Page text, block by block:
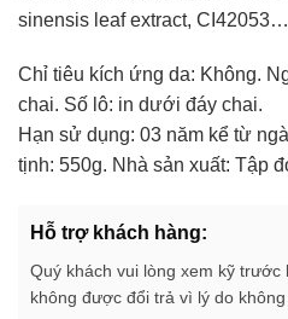
sinensis leaf extract,
Chỉ tiêu kích ứng da: Không.
chai. Số lô: in dưới đáy chai.
Hạn sử dụng: 03 năm kể từ
tịnh: 550g. Nhà sản xuất: Tập
Hỗ trợ khách hàng:
Quý khách vui lòng xem kỹ trước
không được đổi trả vì lý do